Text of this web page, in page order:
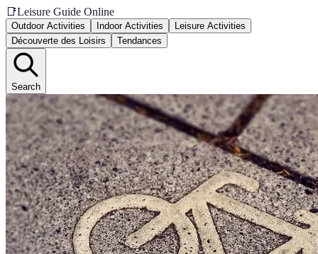
📑Leisure Guide Online
Outdoor Activities Indoor Activities
Leisure Activities
Découverte des Loisirs
Tendances
Search